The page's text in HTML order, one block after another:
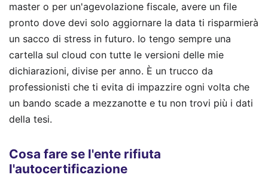
master o per un'agevolazione fiscale, avere un file
pronto dove devi solo aggiornare la data ti risparmierà
un sacco di stress in futuro. Io tengo sempre una
cartella sul cloud con tutte le versioni delle mie
dichiarazioni, divise per anno. È un trucco da
professionisti che ti evita di impazzire ogni volta che
un bando scade a mezzanotte e tu non trovi più i dati
della tesi.
Cosa fare se l'ente rifiuta
l'autocertificazione